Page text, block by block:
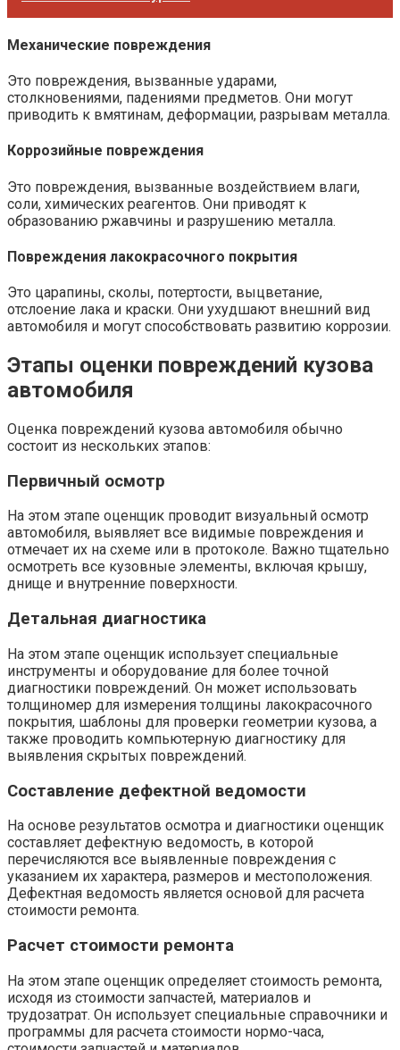
Механические повреждения
Это повреждения, вызванные ударами,
столкновениями, падениями предметов. Они могут
приводить к вмятинам, деформации, разрывам металла.
Коррозийные повреждения
Это повреждения, вызванные воздействием влаги,
соли, химических реагентов. Они приводят к
образованию ржавчины и разрушению металла.
Повреждения лакокрасочного покрытия
Это царапины, сколы, потертости, выцветание,
отслоение лака и краски. Они ухудшают внешний вид
автомобиля и могут способствовать развитию коррозии.
Этапы оценки повреждений кузова
автомобиля
Оценка повреждений кузова автомобиля обычно
состоит из нескольких этапов:
Первичный осмотр
На этом этапе оценщик проводит визуальный осмотр
автомобиля, выявляет все видимые повреждения и
отмечает их на схеме или в протоколе. Важно тщательно
осмотреть все кузовные элементы, включая крышу,
днище и внутренние поверхности.
Детальная диагностика
На этом этапе оценщик использует специальные
инструменты и оборудование для более точной
диагностики повреждений. Он может использовать
толщиномер для измерения толщины лакокрасочного
покрытия, шаблоны для проверки геометрии кузова, а
также проводить компьютерную диагностику для
выявления скрытых повреждений.
Составление дефектной ведомости
На основе результатов осмотра и диагностики оценщик
составляет дефектную ведомость, в которой
перечисляются все выявленные повреждения с
указанием их характера, размеров и местоположения.
Дефектная ведомость является основой для расчета
стоимости ремонта.
Расчет стоимости ремонта
На этом этапе оценщик определяет стоимость ремонта,
исходя из стоимости запчастей, материалов и
трудозатрат. Он использует специальные справочники и
программы для расчета стоимости нормо-часа,